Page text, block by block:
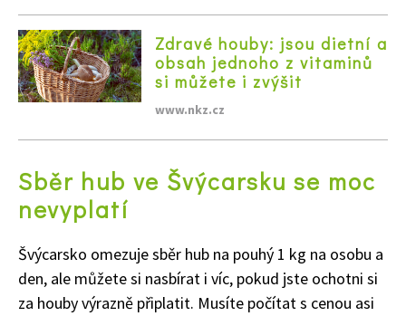
Zdravé houby: jsou dietní a
obsah jednoho z vitaminů
si můžete i zvýšit
www.nkz.cz
Sběr hub ve Švýcarsku se moc
nevyplatí
Švýcarsko omezuje sběr hub na pouhý 1 kg na osobu a
den, ale můžete si nasbírat i víc, pokud jste ochotni si
za houby výrazně připlatit. Musíte počítat s cenou asi